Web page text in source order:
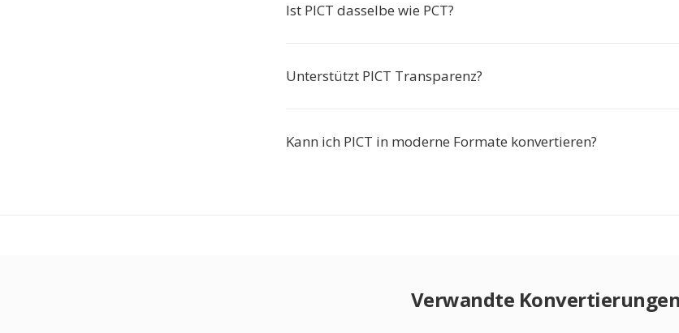
Ist PICT dasselbe wie PCT?
Unterstützt PICT Transparenz?
Kann ich PICT in moderne Formate konvertieren?
Verwandte Konvertierungen